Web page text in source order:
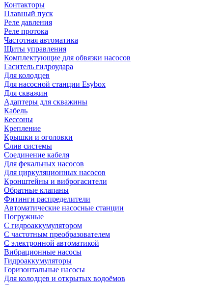
Контакторы
Плавный пуск
Реле давления
Реле протока
Частотная автоматика
Щиты управления
Комплектующие для обвязки насосов
Гаситель гидроудара
Для колодцев
Для насосной станции Esybox
Для скважин
Адаптеры для скважины
Кабель
Кессоны
Крепление
Крышки и оголовки
Слив системы
Соединение кабеля
Для фекальных насосов
Для циркуляционных насосов
Кронштейны и виброгасители
Обратные клапаны
Фитинги распределители
Автоматические насосные станции
Погружные
С гидроаккумулятором
С частотным преобразователем
С электронной автоматикой
Вибрационные насосы
Гидроаккумуляторы
Горизонтальные насосы
Для колодцев и открытых водоёмов